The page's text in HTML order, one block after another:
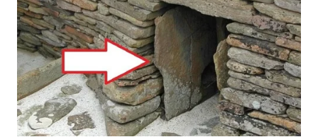
WN
CIANJUR
WN
KEPULAUAN
SERIBU